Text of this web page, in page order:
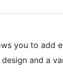
you to add
and a